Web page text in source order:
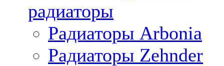
радиаторы
Радиаторы Arbonia
Радиаторы Zehnder